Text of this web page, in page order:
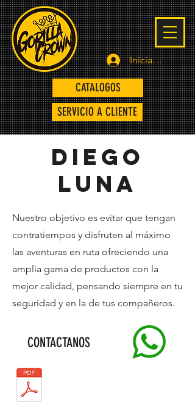
Iniciar sesión
SERVICIO A CLIENTE
CATALOGOS
DIEGO
LUNA
Nuestro objetivo es evitar que tengan
contratiempos y disfruten al máximo
las aventuras en ruta ofreciendo una
amplia gama de productos con la
mejor calidad, pensando siempre en tu
seguridad y en la de tus compañeros.
CONTACTANOS